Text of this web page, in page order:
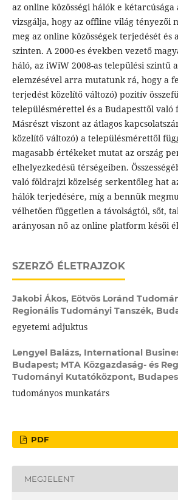
az online közösségi hálók e
vizsgálja, hogy az offline világ tényezői
meg az online közösségek terjedését és
szinten. A 2000-es években vezető
háló, az iWiW 2008-as települési szintű
elemzésével arra mutatunk rá, hogy a
terjedést közelítő változó) pozitív
településmérettel és a Budapesttől való
Másrészt viszont az átlagos
közelítő változó) a településmérettől
magasabb értékeket mutat az ország
elhelyezkedésű térségeiben.
való földrajzi közelség serkentőleg hat
hálók terjedésére, míg a bennük
vélhetően független a távolságtól, sőt,
arányosan nő az online platform késői
SZERZŐ ÉLETRAJZOK
Jakobi Ákos, Eötvös Loránd
Regionális Tudományi Tanszék,
egyetemi adjuktus
Lengyel Balázs, International
Budapest; MTA Közgazdaság- és
Tudományi Kutatóközpont,
tudományos munkatárs
PDF
MEGJELENT